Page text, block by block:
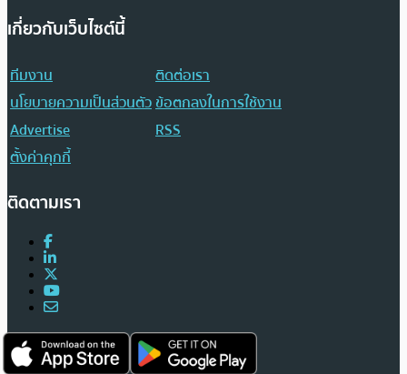
เกี่ยวกับเว็บไซต์นี้
ทีมงาน
ติดต่อเรา
นโยบายความเป็นส่วนตัวข้อตกลงในการใช้งาน
Advertise
RSS
ตั้งค่าคุกกี้
ติดตามเรา